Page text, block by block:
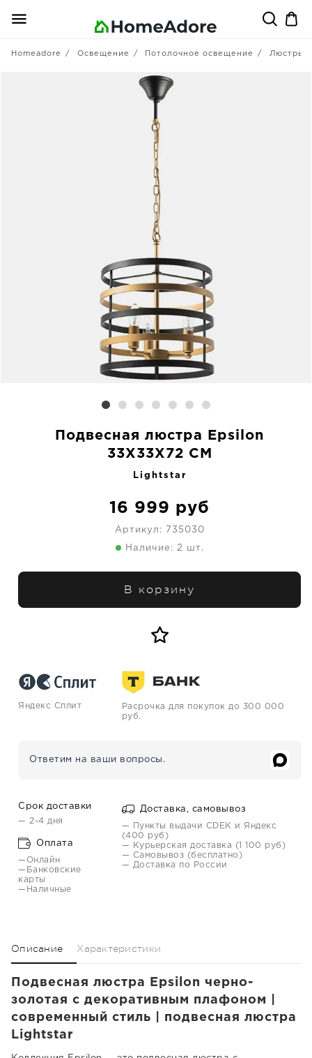
Homeadore Освещение Потолочное освещение Люстры
Подвесная люстра Epsilon
33X33X72 CM
Lightstar
16 999 руб
Артикул: 735030
Наличие: 2 шт.
В корзину
Яндекс Сплит
Расрочка для покупок до 300 000
руб.
Ответим на ваши вопросы.
Срок доставки
— 2-4 дня
Оплата
—Онлайн
—Банковские
карты
—Наличные
Доставка, самовывоз
— Пункты выдачи CDEK и Яндекс
(400 руб)
— Курьерская доставка (1 100 руб)
— Самовывоз (бесплатно)
— Доставка по России
Описание Характеристики
Подвесная люстра Epsilon черно-
золотая с декоративным плафоном |
современный стиль | подвесная люстра
Lightstar